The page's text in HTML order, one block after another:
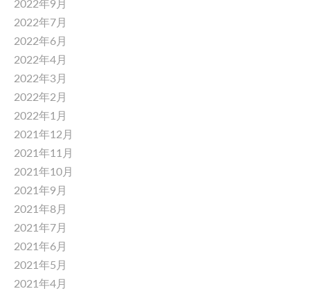
2022年9月
2022年7月
2022年6月
2022年4月
2022年3月
2022年2月
2022年1月
2021年12月
2021年11月
2021年10月
2021年9月
2021年8月
2021年7月
2021年6月
2021年5月
2021年4月